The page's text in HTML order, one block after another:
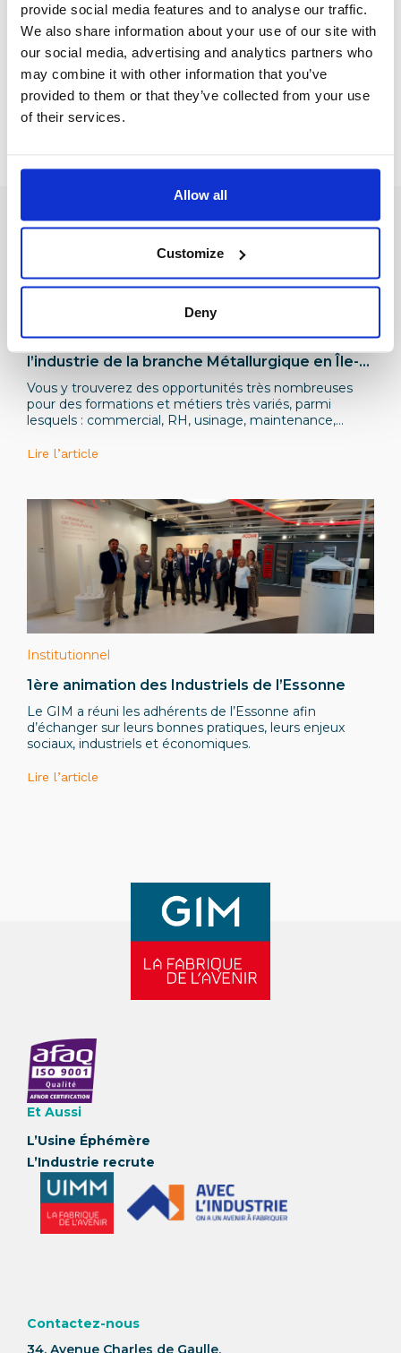
provide social media features and to analyse our traffic.
We also share information about your use of our site with
our social media, advertising and analytics partners who
may combine it with other information that you’ve
provided to them or that they’ve collected from your use
of their services.
Allow all
Customize
Deny
CATU ouvre ses portes aux experts du GIM
Catherine Emmanuel, Arthur GROUSSIER, Naomi
ROSAN et Héloïse ROCHE ont pu être accueillis par les
équipes de CATU, entreprise adhérente située à
Bagneux dans le 92.
Lire l’article
Plus de 500 offres d’alternance dans
l’industrie de la branche Métallurgique en Île-
de-France sur le site L’Industrie Recrute !
Vous y trouverez des opportunités très nombreuses
pour des formations et métiers très variés, parmi
lesquels : commercial, RH, usinage, maintenance,
projets, etc.
Lire l’article
Institutionnel
1ère animation des Industriels de l’Essonne
Le GIM a réuni les adhérents de l’Essonne afin
d’échanger sur leurs bonnes pratiques, leurs enjeux
sociaux, industriels et économiques.
Lire l’article
Et Aussi
L’Usine Éphémère
L’Industrie recrute
Contactez-nous
34, Avenue Charles de Gaulle,